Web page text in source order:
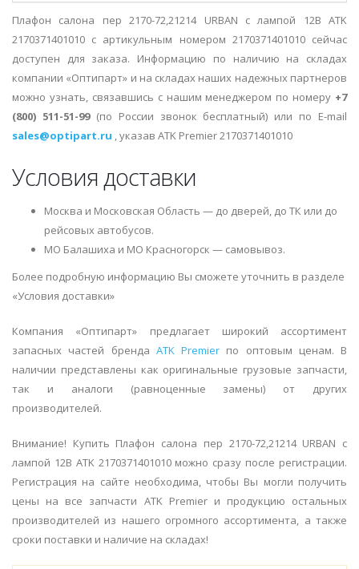
Плафон салона пер 2170-72,21214 URBAN с лампой 12В ATK
2170371401010 с артикульным номером 2170371401010 сейчас
доступен для заказа. Информацию по наличию на складах
компании «Оптипарт» и на складах наших надежных партнеров
можно узнать, связавшись с нашим менеджером по номеру +7
(800) 511-51-99(по России звонок бесплатный) или по E-mail
sales@optipart.ru , указав ATK Premier 2170371401010
Условия доставки
Москва и Московская Область — до дверей, до ТК или до
рейсовых автобусов.
МО Балашиха и МО Красногорск — самовывоз.
Более подробную информацию Вы сможете уточнить в разделе
«Условия доставки»
Компания «Оптипарт» предлагает широкий ассортимент
запасных частей бренда ATK Premier по оптовым ценам. В
наличии представлены как оригинальные грузовые запчасти,
так и аналоги (равноценные замены) от других
производителей.
Внимание! Купить Плафон салона пер 2170-72,21214 URBAN с
лампой 12В ATK 2170371401010 можно сразу после регистрации.
Регистрация на сайте необходима, чтобы Вы могли получить
цены на все запчасти ATK Premier и продукцию остальных
производителей из нашего огромного ассортимента, а также
сроки поставки и наличие на складах!